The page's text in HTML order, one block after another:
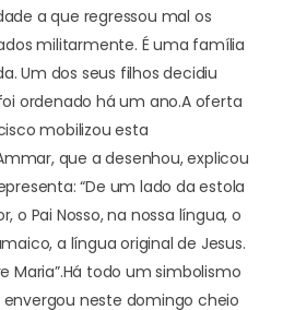
a que regressou mal os
militarmente. É uma família
Um dos seus filhos decidiu
ordenado há um ano.A oferta
mobilizou esta
que a desenhou, explicou
“De um lado da estola
o Pai Nosso, na nossa língua, o
a língua original de Jesus.
Maria”.Há todo um simbolismo
neste domingo cheio